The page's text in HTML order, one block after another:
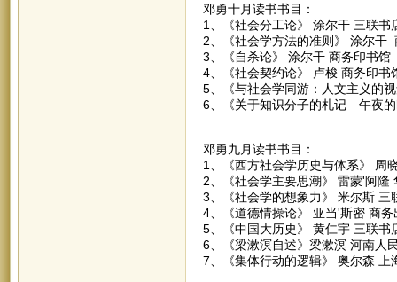
邓勇十月读书书目：
1、《社会分工论》 涂尔干 三联书
2、《社会学方法的准则》 涂尔干
3、《自杀论》 涂尔干 商务印书馆
4、《社会契约论》 卢梭 商务印书
5、《与社会学同游：人文主义的
6、《关于知识分子的札记—午夜
邓勇九月读书书目：
1、《西方社会学历史与体系》 周
2、《社会学主要思潮》 雷蒙'阿隆
3、《社会学的想象力》 米尔斯 三
4、《道德情操论》 亚当'斯密 商务
5、《中国大历史》 黄仁宇 三联书
6、《梁漱溟自述》梁漱溟 河南人
7、《集体行动的逻辑》 奥尔森 上